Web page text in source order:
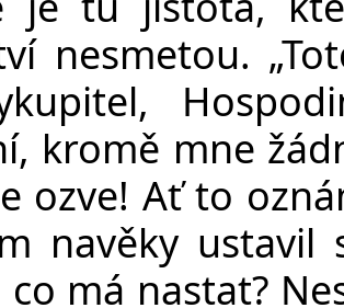
nesmetou.
kromě mne
ozve! Ať to
navěky
má nastat?